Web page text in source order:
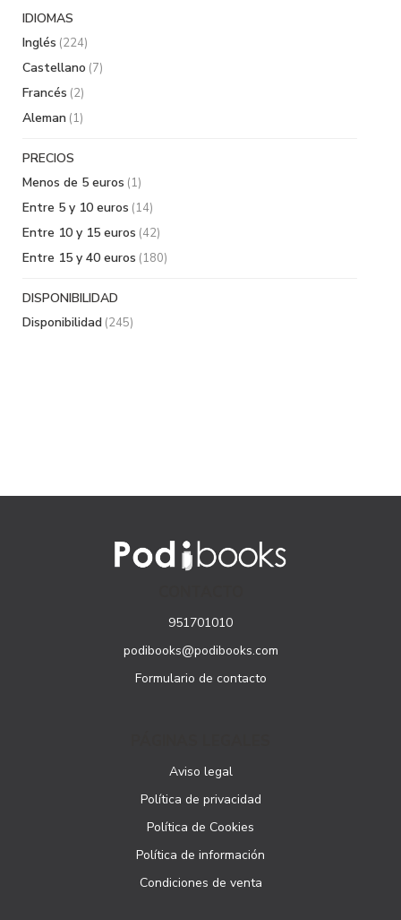
IDIOMAS
Inglés (224)
Castellano (7)
Francés (2)
Aleman (1)
PRECIOS
Menos de 5 euros (1)
Entre 5 y 10 euros (14)
Entre 10 y 15 euros (42)
Entre 15 y 40 euros (180)
DISPONIBILIDAD
Disponibilidad (245)
951701010
podibooks@podibooks.com
Formulario de contacto
Aviso legal
Política de privacidad
Política de Cookies
Política de información
Condiciones de venta